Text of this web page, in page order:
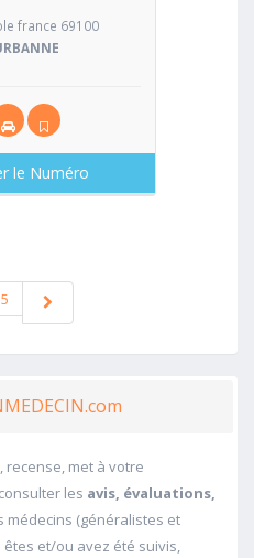
france 69100
le Numéro
5
recense, met à votre
les avis, évaluations,
médecins (généralistes et
et/ou avez été suivis,